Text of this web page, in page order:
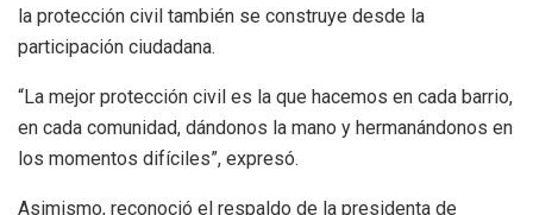
la protección civil también se construye desde la
participación ciudadana.
“La mejor protección civil es la que hacemos en cada barrio,
en cada comunidad, dándonos la mano y hermanándonos en
los momentos difíciles”, expresó.
Asimismo, reconoció el respaldo de la presidenta de